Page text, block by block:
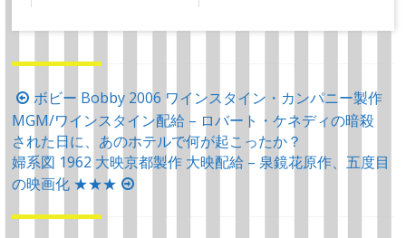
投
稿
ナ
ビ
ゲ
ー
ボビー Bobby 2006 ワインスタイン・カンパニー製作
MGM/ワインスタイン配給 – ロバート・ケネディの暗殺
された日に、あのホテルで何が起こったか？
婦系図 1962 大映京都製作 大映配給 – 泉鏡花原作、五度目
の映画化 ★★★